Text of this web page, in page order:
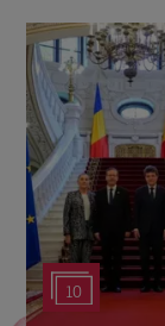
10